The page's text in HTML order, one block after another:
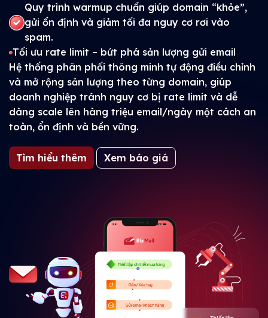
Quy trình warmup chuẩn giúp domain “khỏe”,
gửi ổn định và giảm tối đa nguy cơ rơi vào
spam.
Tối ưu rate limit – bứt phá sản lượng gửi email
Hệ thống phân phối thông minh tự động điều chỉnh
và mở rộng sản lượng theo từng domain, giúp
doanh nghiệp tránh nguy cơ bị rate limit và dễ
dàng scale lên hàng triệu email/ngày một cách an
toàn, ổn định và bền vững.
Tìm hiểu thêm Xem báo giá